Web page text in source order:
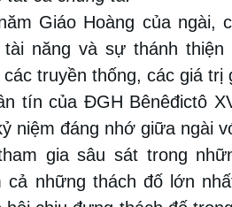
Giáo Hoàng của ngài,
năng và sự thánh
truyền thống, các giá trị
tín của ĐGH Bênêđictô
niệm đáng nhớ giữa ngài
gia sâu sát trong
cả những thách đố lớn